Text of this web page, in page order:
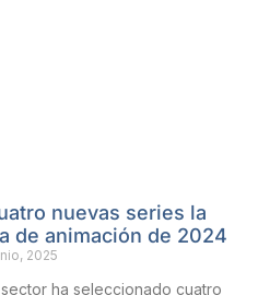
nuevas series la
de animación de 2024
2025
ha seleccionado cuatro